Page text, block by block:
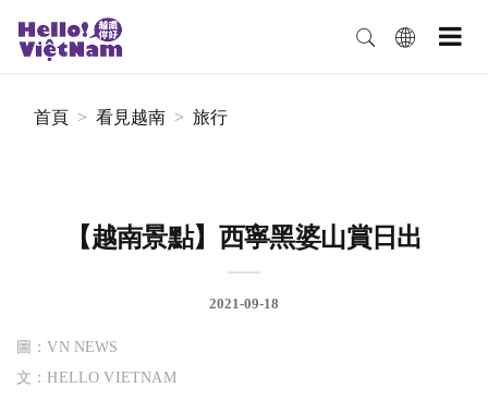
首頁 看見越南 旅行
【越南景點】西寧黑婆山賞日出
2021-09-18
圖：VN NEWS
文：HELLO VIETNAM